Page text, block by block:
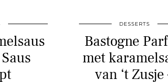
DESSERTS
Bastogne
met
van ‘t Zusje